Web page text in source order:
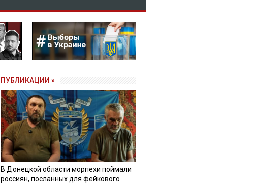
ПУБЛИКАЦИИ »
В Донецкой области морпехи поймали
россиян, посланных для фейкового